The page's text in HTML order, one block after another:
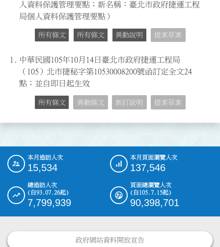
人資料保護管理要點；新名稱：臺北市政府捷運工程
局個人資料保護管理要點）
所有條文 所有條文 異動說明 提案草案
1. 中華民國105年10月14日臺北市政府捷運工程局
（105）北市捷秘字第10530008200號函訂定全文24
點；並自即日起生效
所有條文 異動條文 新訂說明 提案草案
::: 本月造訪人次
15,534
本月頁面瀏覽人次
137,546
總造訪人次
(自93.07.26起)
7,799,939
頁面總瀏覽人次
(自105.7.15起)
90,398,701
政府網站資料開放宣告